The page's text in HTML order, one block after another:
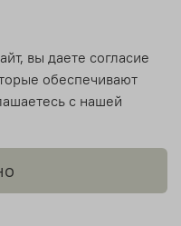
вы даете согласие
обеспечивают
с нашей